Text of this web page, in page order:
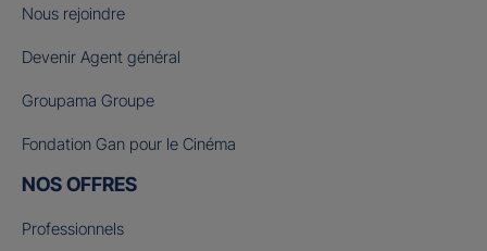
Nous rejoindre
Devenir Agent général
Groupama Groupe
Fondation Gan pour le Cinéma
NOS OFFRES
Professionnels